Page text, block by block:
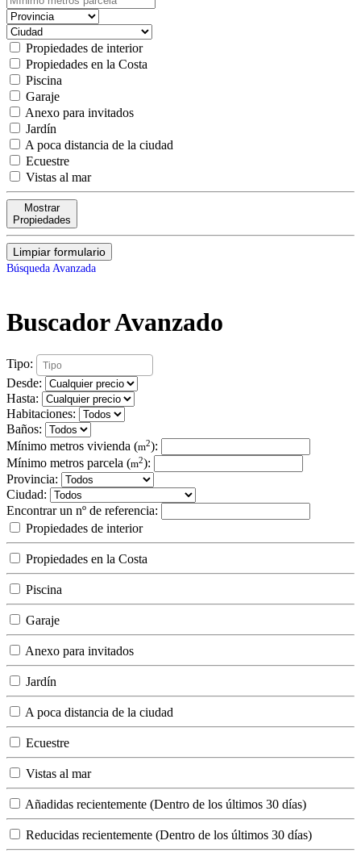
Propiedades de interior
Propiedades en la Costa
Piscina
Garaje
Anexo para invitados
Jardín
A poca distancia de la ciudad
Ecuestre
Vistas al mar
Mostrar
Propiedades
Limpiar formulario
Búsqueda Avanzada
Buscador Avanzado
Tipo:
Desde:
Hasta:
Habitaciones:
Baños:
Mínimo metros vivienda (m2):
Mínimo metros parcela (m2):
Provincia:
Ciudad:
Encontrar un nº de referencia:
Propiedades de interior
Propiedades en la Costa
Piscina
Garaje
Anexo para invitados
Jardín
A poca distancia de la ciudad
Ecuestre
Vistas al mar
Añadidas recientemente (Dentro de los últimos 30 días)
Reducidas recientemente (Dentro de los últimos 30 días)